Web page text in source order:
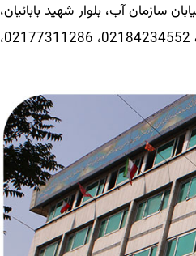
سازمان آب، بلوار شهید بابائیان،
خیابان 15 متری شیرازی، پلاک 3 با کد پستی 1659639884 است. تلفن‌های تماس این دانشگاه 02184234552، 02177311286،